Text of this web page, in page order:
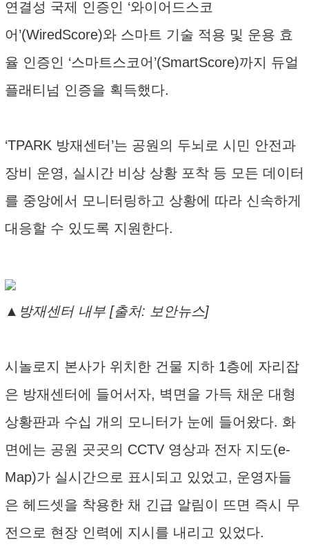
연결성 국제 인증인 ‘와이어드스코
어’(WiredScore)와 스마트 기술 적용 및 운용 효
율 인증인 ‘스마트스코어’(SmartScore)까지 듀얼
플래티넘 인증을 획득했다.
‘TPARK 방재센터’는 공원의 두뇌로 시민 안전과
장비 운영, 실시간 비상 상황 포착 등 모든 데이터
를 중앙에서 모니터링하고 상황에 따라 신속하게
대응할 수 있도록 지원한다.
▲방재센터 내부 [출처: 보안뉴스]
시놀로지 본사가 위치한 건물 지하 1층에 자리잡
은 방재센터에 들어서자, 벽면을 가득 채운 대형
상황판과 수십 개의 모니터가 눈에 들어왔다. 화
면에는 공원 곳곳의 CCTV 영상과 전자 지도(e-
Map)가 실시간으로 표시되고 있었고, 운영자들
은 헤드셋을 착용한 채 긴급 알림이 뜨면 즉시 무
전으로 현장 인력에 지시를 내리고 있었다.